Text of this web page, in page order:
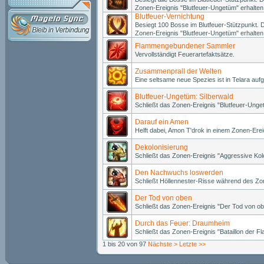
Zonen-Ereignis "Blutfeuer-Ungetüm"
Blutfeuer-Vernichtung
Besiegt 100 Bosse im Blutfeuer-Stützpunkt.
Zonen-Ereignis "Blutfeuer-Ungetüm"
Flammengebundener Sammler
Vervollständigt Feuerartefaktsätze.
Zusammenprall der Welten
Eine seltsame neue Spezies ist in Telara
Blutfeuer-Ungetüm: Silberwald
Schließt das Zonen-Ereignis "Blutfeuer-
Darauf ein Amen
Helft dabei, Amon T'drok in einem Zonen-
Dekolonisierung
Schließt das Zonen-Ereignis "Aggressive
Den Nachwuchs loswerden
Schließt Höllennester-Risse während des
Der Tod von oben
Schließt das Zonen-Ereignis "Der Tod von
Durch das Feuer: Draumheim
Schließt das Zonen-Ereignis "Bataillon der
1 bis 20 von 97 Nächste > Letzte >>